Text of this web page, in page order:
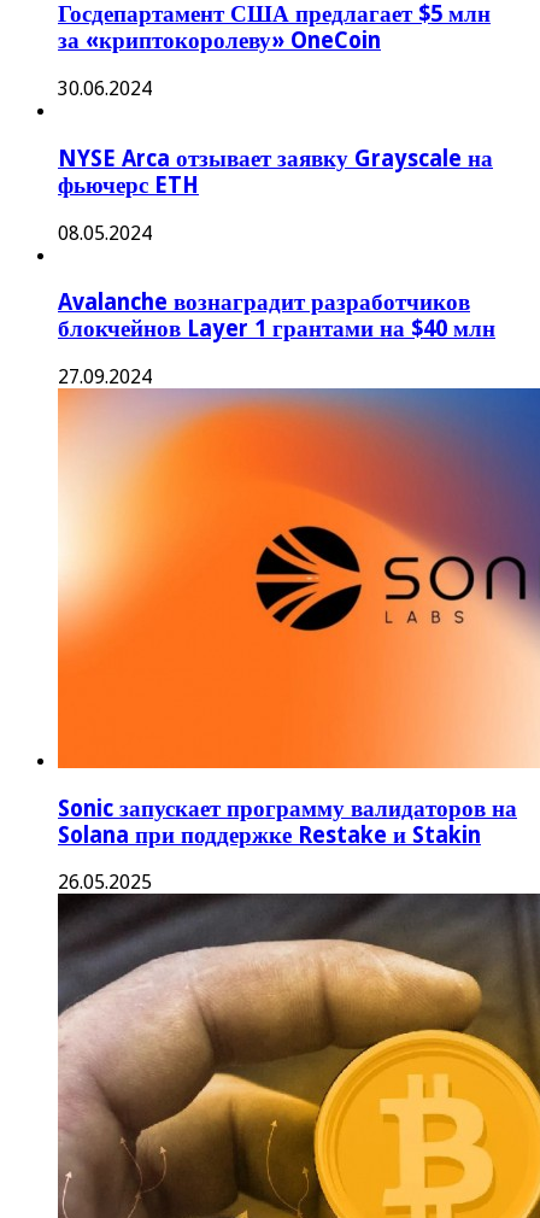
Госдепартамент США предлагает $5 млн
за «криптокоролеву» OneCoin
30.06.2024
NYSE Arca отзывает заявку Grayscale на
фьючерс ETH
08.05.2024
Avalanche вознаградит разработчиков
блокчейнов Layer 1 грантами на $40 млн
27.09.2024
Sonic запускает программу валидаторов на
Solana при поддержке Restake и Stakin
26.05.2025